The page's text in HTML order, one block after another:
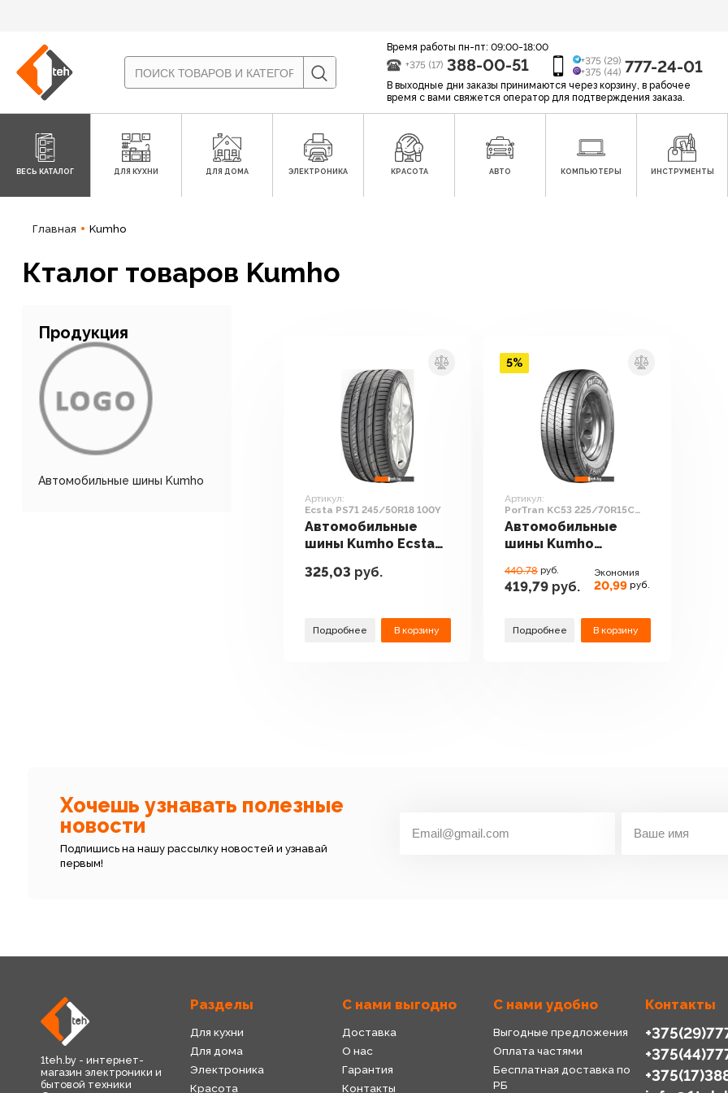
Время работы пн-пт: 09:00-18:00
+375 (17) 388-00-51
+375 (29)
+375 (44) 777-24-01
В выходные дни заказы принимаются через корзину, в рабочее
время с вами свяжется оператор для подтверждения заказа.
ВЕСЬ КАТАЛОГ ДЛЯ КУХНИ ДЛЯ ДОМА ЭЛЕКТРОНИКА КРАСОТА АВТО КОМПЬЮТЕРЫ ИНСТРУМЕНТЫ
Главная Kumho
Кталог товаров Kumho
Продукция
Автомобильные шины Kumho
Артикул:
Ecsta PS71 245/50R18 100Y
Автомобильные
шины Kumho Ecsta
325,03 руб.
Подробнее В корзину
Артикул:
PorTran KC53 225/70R15C
112/110R
Автомобильные
шины Kumho
225/70R15C
112/110R
440.78 руб.
419,79 руб.
Экономия
20,99 руб.
Подробнее В корзину
5%
Хочешь узнавать полезные
новости
Подпишись на нашу рассылку новостей и узнавай
первым!
1teh.by - интернет-
магазин электроники и
бытовой техники
Разделы
Для кухни
Для дома
Электроника
Красота
С нами выгодно
Доставка
О нас
Гарантия
Контакты
С нами удобно
Выгодные предложения
Оплата частями
Бесплатная доставка по
РБ
Контакты